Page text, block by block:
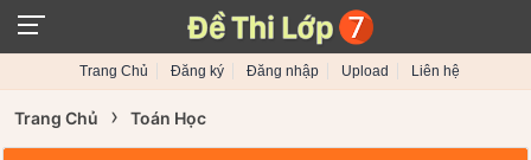
Trang Chủ Đăng ký Đăng nhập Upload Liên hệ
Trang Chủ › Toán Học